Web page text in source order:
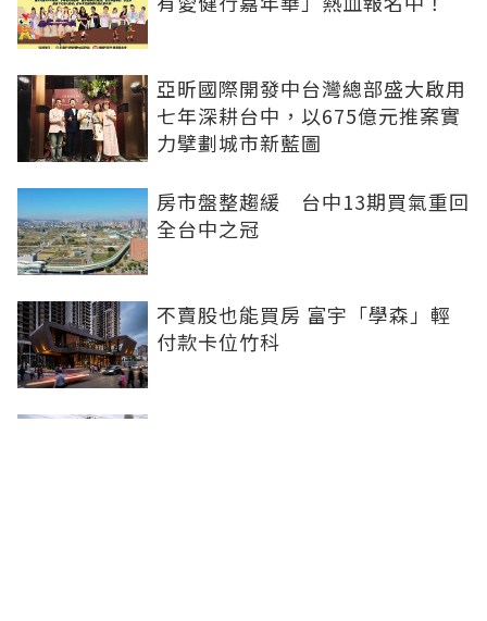
亞昕國際開發中台灣總部盛大啟用
七年深耕台中，以675億元推案實
力擘劃城市新藍圖
房市盤整趨緩 台中13期買氣重回
全台中之冠
不賣股也能買房 富宇「學森」輕
付款卡位竹科